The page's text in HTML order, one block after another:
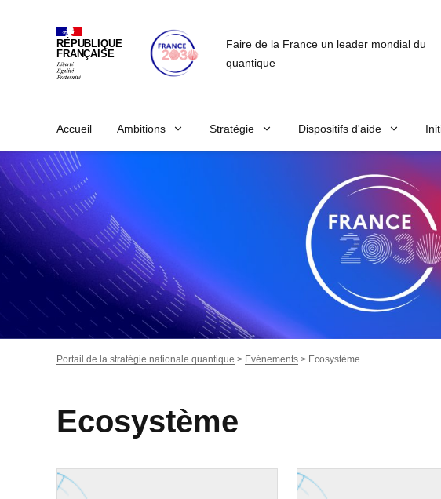
RÉPUBLIQUE
FRANÇAISE
Faire de la France un leader mondial du
quantique
Accueil Ambitions Stratégie Dispositifs d'aide
Portail de la stratégie nationale quantique > Evénements > Ecosystème
Ecosystème